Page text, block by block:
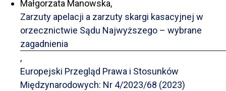
Małgorzata Manowska,
Zarzuty apelacji a zarzuty skargi kasacyjnej w
orzecznictwie Sądu Najwyższego – wybrane
zagadnienia
,
Europejski Przegląd Prawa i Stosunków
Międzynarodowych: Nr 4/2023/68 (2023)